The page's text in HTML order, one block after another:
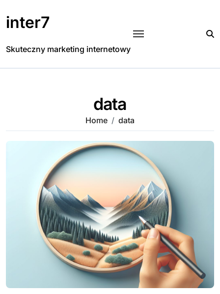
to
content
inter7
Skuteczny marketing internetowy
data
Home data